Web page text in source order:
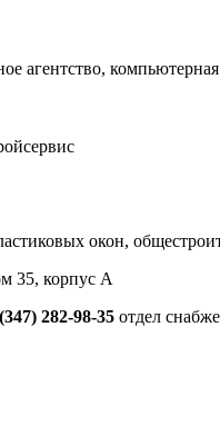
агентство,
окон,
35, корпус А
(347) 282-98-35 отдел